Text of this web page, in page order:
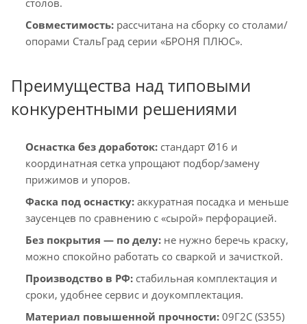
Совместимость: рассчитана на сборку со столами/
опорами СтальГрад серии «БРОНЯ ПЛЮС».
Преимущества над типовыми
конкурентными решениями
Оснастка без доработок: стандарт Ø16 и
координатная сетка упрощают подбор/замену
прижимов и упоров.
Фаска под оснастку: аккуратная посадка и меньше
заусенцев по сравнению с «сырой» перфорацией.
Без покрытия — по делу: не нужно беречь краску,
можно спокойно работать со сваркой и зачисткой.
Производство в РФ: стабильная комплектация и
сроки, удобнее сервис и доукомплектация.
Материал повышенной прочности: 09Г2С (S355)